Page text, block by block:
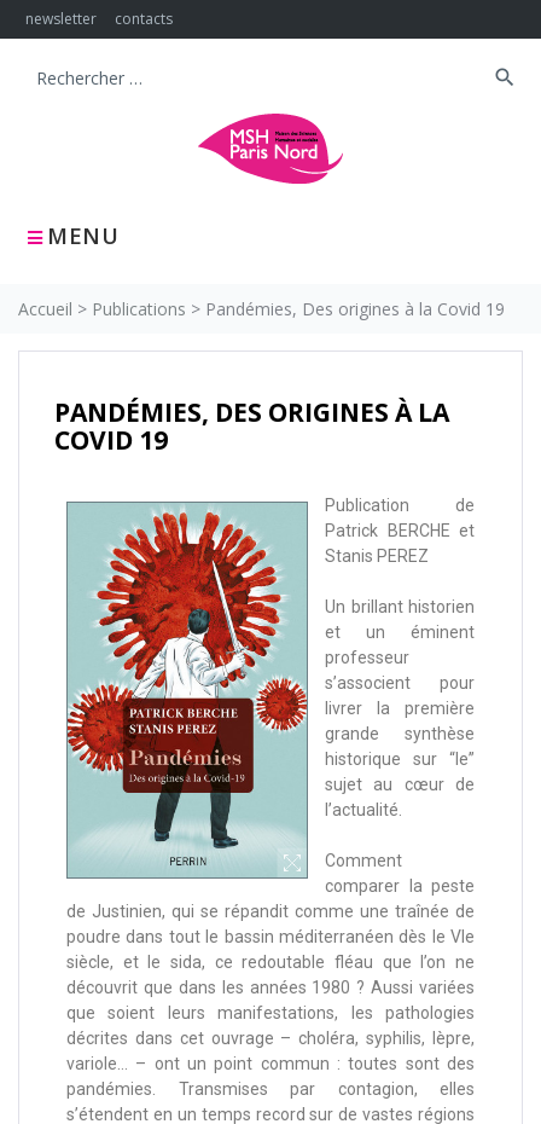
newsletter contacts
MENU
search
Accueil > Publications > Pandémies, Des origines à la Covid 19
PANDÉMIES, DES ORIGINES À LA
COVID 19
Publication de
Patrick BERCHE et
Stanis PEREZ
Un brillant historien
et un éminent
professeur
s’associent pour
livrer la première
grande synthèse
historique sur “le”
sujet au cœur de
l’actualité.
Comment
comparer la peste
de Justinien, qui se répandit comme une traînée de
poudre dans tout le bassin méditerranéen dès le VIe
siècle, et le sida, ce redoutable fléau que l’on ne
découvrit que dans les années 1980 ? Aussi variées
que soient leurs manifestations, les pathologies
décrites dans cet ouvrage – choléra, syphilis, lèpre,
variole… – ont un point commun : toutes sont des
pandémies. Transmises par contagion, elles
s’étendent en un temps record sur de vastes régions